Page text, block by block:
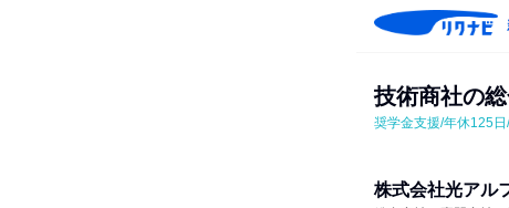
技術商社の
奨学金支援/年休125
株式会社光アル